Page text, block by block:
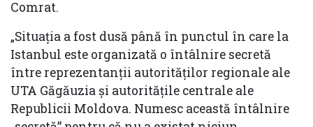
Comrat.
„Situația a fost dusă până în punctul în care la
Istanbul este organizată o întâlnire secretă
între reprezentanții autorităților regionale ale
UTA Găgăuzia și autoritățile centrale ale
Republicii Moldova. Numesc această întâlnire